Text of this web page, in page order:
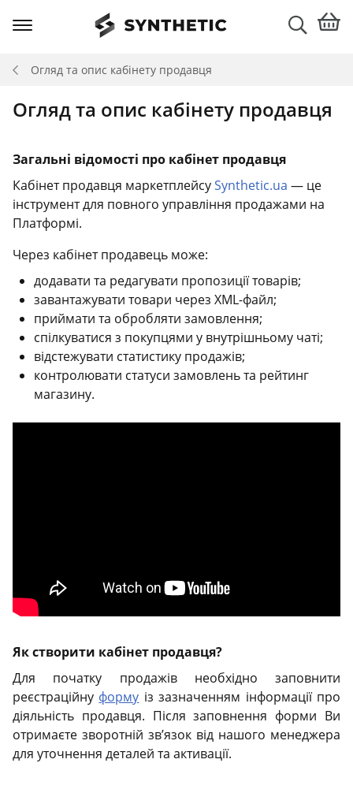
Огляд та опис кабінету продавця
Огляд та опис кабінету продавця
Загальні відомості про кабінет продавця
Кабінет продавця маркетплейсуSynthetic.ua — це
інструмент для повного управління продажами на
Платформі.
Через кабінет продавець може:
додавати та редагувати пропозиції товарів;
завантажувати товари через XML-файл;
приймати та обробляти замовлення;
спілкуватися з покупцями у внутрішньому чаті;
відстежувати статистику продажів;
контролювати статуси замовлень та рейтинг
магазину.
Як створити кабінет продавця?
Для початку продажів необхідно заповнити
реєстраційну форму із зазначенням інформації про
діяльність продавця. Після заповнення форми Ви
отримаєте зворотній звʼязок від нашого менеджера
для уточнення деталей та активації.